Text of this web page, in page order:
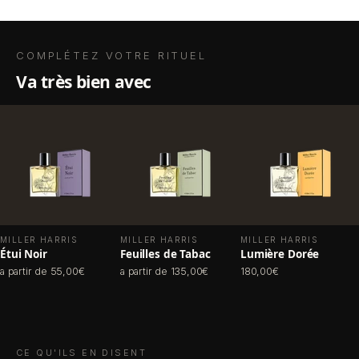
COMPLÉTEZ VOTRE RITUEL
va très bien avec
MILLER HARRIS
Étui Noir
a partir de 55,00€
MILLER HARRIS
Feuilles de Tabac
a partir de 135,00€
MILLER HARRIS
Lumière Dorée
180,00€
CE QU'ILS EN DISENT